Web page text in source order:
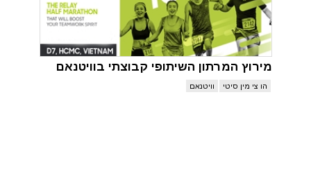
מירוץ המרתון השיתופי קבוצתי בוויטנאם
הו צי מין סיטי וויטנאם